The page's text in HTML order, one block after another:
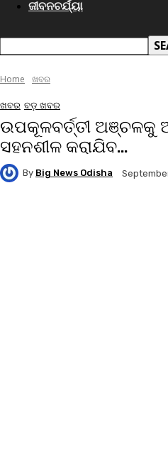
ଜୀବନଚର୍ଯ୍ୟା
Home ଖବର
ଖବର ବଡ଼ ଖବର
ଉପକୂଳବର୍ତ୍ତୀ ଅଞ୍ଚଳକୁ
ସହନଶୀଳ କରାଯିବ…
By Big News Odisha